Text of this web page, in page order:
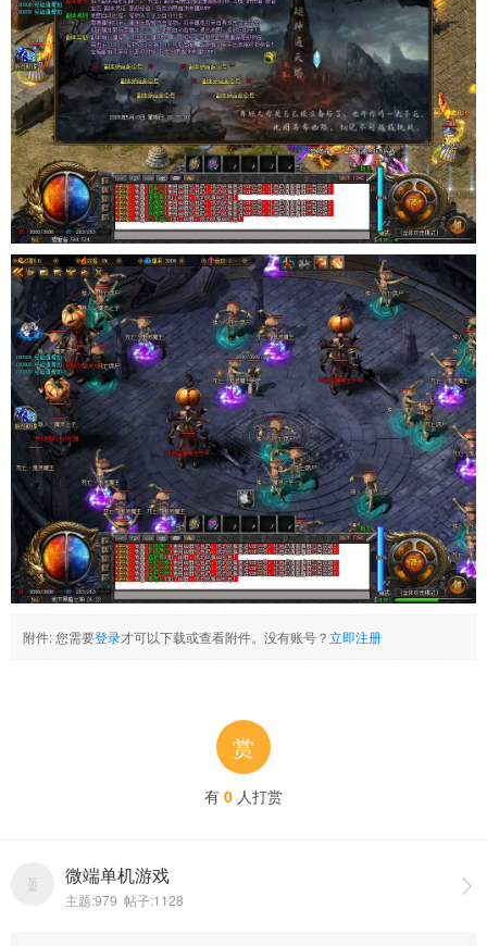
附件:您需要登录才可以下载或查看附件。没有账号？立即注册
赏
有 0 人打赏

微端单机游戏
主题:979 帖子:1128